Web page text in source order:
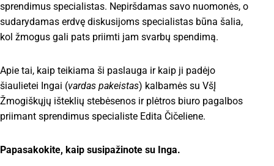
sprendimus specialistas. Nepiršdamas savo nuomonės, o
sudarydamas erdvę diskusijoms specialistas būna šalia,
kol žmogus gali pats priimti jam svarbų spendimą.
Apie tai, kaip teikiama ši paslauga ir kaip ji padėjo
šiaulietei Ingai (vardas pakeistas) kalbamės su VšĮ
Žmogiškųjų išteklių stebėsenos ir plėtros biuro pagalbos
priimant sprendimus specialiste Edita Čičeliene.
Papasakokite, kaip susipažinote su Inga.